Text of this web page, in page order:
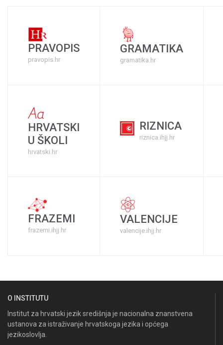
PRAVOPIS
pravopis.hr
GRAMATIKA
gramatika.hr
HRVATSKI
U ŠKOLI
hrvatski.hr
RIZNICA
riznica.ihjj.hr
FRAZEMI
frazemi.ihjj.hr
VALENCIJE
valencije.ihjj.hr
O INSTITUTU
Institut za hrvatski jezik središnja je nacionalna znanstvena
ustanova za istraživanje hrvatskoga jezika i općega
jezikoslovlja.